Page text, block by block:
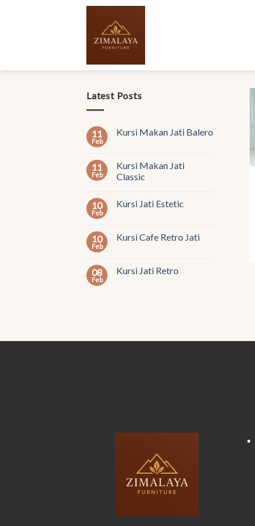
Latest Posts
11
Feb
Kursi Makan Jati Balero
11
Feb
Kursi Makan Jati
Classic
10
Feb
Kursi Jati Estetic
10
Feb
Kursi Cafe Retro Jati
08
Feb
Kursi Jati Retro